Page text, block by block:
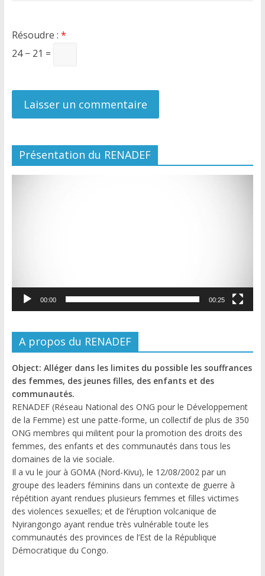
Résoudre : *
24 − 21 =
Présentation du RENADEF
00:00 00:25
A propos du RENADEF
Object: Alléger dans les limites du possible les souffrances
des femmes, des jeunes filles, des enfants et des
communautés.
RENADEF (Réseau National des ONG pour le Développement
de la Femme) est une patte-forme, un collectif de plus de 350
ONG membres qui militent pour la promotion des droits des
femmes, des enfants et des communautés dans tous les
domaines de la vie sociale.
Il a vu le jour à GOMA (Nord-Kivu), le 12/08/2002 par un
groupe des leaders féminins dans un contexte de guerre à
répétition ayant rendues plusieurs femmes et filles victimes
des violences sexuelles; et de l’éruption volcanique de
Nyirangongo ayant rendue très vulnérable toute les
communautés des provinces de l’Est de la République
Démocratique du Congo.